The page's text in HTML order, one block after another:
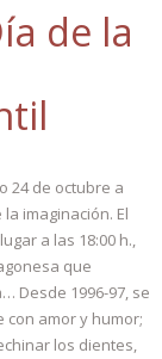
de la
24 de octubre a
imaginación. El
a las 18:00 h.,
que
Desde 1996-97, se
con amor y humor;
los dientes,